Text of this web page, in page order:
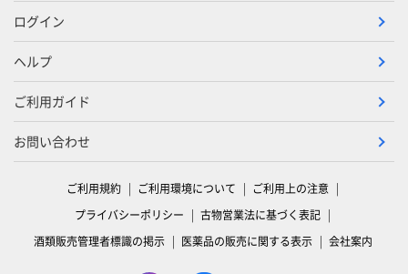
ログイン
ヘルプ
ご利用ガイド
お問い合わせ
ご利用規約 ご利用環境について
ご利用上の注意
プライバシーポリシー
古物営業法に基づく表記
酒類販売管理者標識の掲示
医薬品の販売に関する表示 会社案内